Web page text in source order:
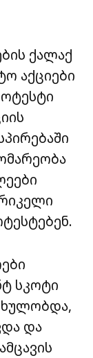
ქალაქ
აქციები
სკოტი
და